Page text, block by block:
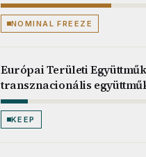
NOMINAL FREEZE
Európai Területi
transznacionális
KEEP